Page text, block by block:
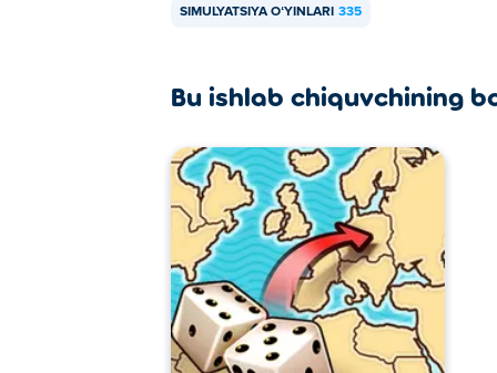
SIMULYATSIYA OʻYINLARI 335
Bu ishlab chiquvchining